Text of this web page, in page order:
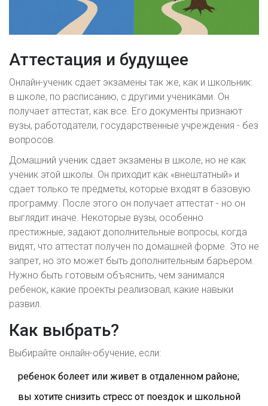
Аттестация и будущее
Онлайн-ученик сдает экзамены так же, как и школьник:
в школе, по расписанию, с другими учениками. Он
получает аттестат, как все. Его документы признают
вузы, работодатели, государственные учреждения - без
вопросов.
Домашний ученик сдает экзамены в школе, но не как
ученик этой школы. Он приходит как «внештатный» и
сдает только те предметы, которые входят в базовую
программу. После этого он получает аттестат - но он
выглядит иначе. Некоторые вузы, особенно
престижные, задают дополнительные вопросы, когда
видят, что аттестат получен по домашней форме. Это не
запрет, но это может быть дополнительным барьером.
Нужно быть готовым объяснить, чем занимался
ребенок, какие проекты реализовал, какие навыки
развил.
Как выбрать?
Выбирайте онлайн-обучение, если:
ребенок болеет или живет в отдаленном районе;
вы хотите снизить стресс от поездок и школьной